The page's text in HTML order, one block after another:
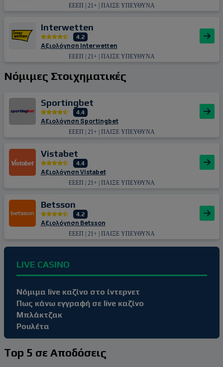
ΕΕΕΠ | 21+ | ΠΑΙΞΕ ΥΠΕΥΘΥΝΑ
Interwetten
4.2
Αξιολόγηση Interwetten
ΕΕΕΠ | 21+ | ΠΑΙΞΕ ΥΠΕΥΘΥΝΑ
Νόμιμες Στοιχηματικές
Sportingbet
4.4
Αξιολόγηση Sportingbet
ΕΕΕΠ | 21+ | ΠΑΙΞΕ ΥΠΕΥΘΥΝΑ
Vistabet
4.4
Αξιολόγηση Vistabet
ΕΕΕΠ | 21+ | ΠΑΙΞΕ ΥΠΕΥΘΥΝΑ
Betsson
4.2
Αξιολόγηση Betsson
ΕΕΕΠ | 21+ | ΠΑΙΞΕ ΥΠΕΥΘΥΝΑ
LIVE CASINO
Νόμιμα live καζίνο στο ίντερνετ
Πως κάνω εγγραφή σε live καζίνο
Μπλάκτζακ
Ρουλέτα
Top 5 σε Αποδόσεις